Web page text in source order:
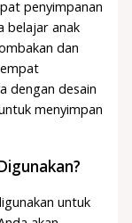
penyimpanan
belajar anak
dan
dengan desain
menyimpan
untuk